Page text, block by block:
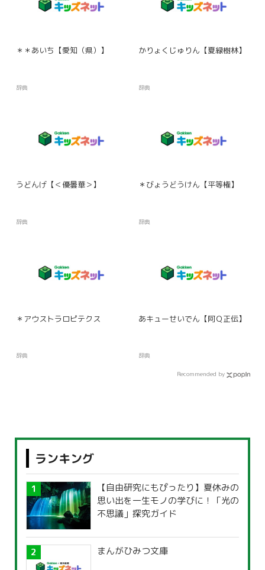
＊＊あいち【愛知（県）】
辞典
かりょくじゅりん【夏緑樹林】
辞典
うどんげ【＜優曇華＞】
辞典
＊びょうどうけん【平等権】
辞典
＊アウストラロピテクス
辞典
あキューせいでん【阿Ｑ正伝】
辞典
Recommended by
ランキング
【自由研究にもぴったり】夏休みの
思い出を一生モノの学びに！「光の
不思議」探究ガイド
まんがひみつ文庫